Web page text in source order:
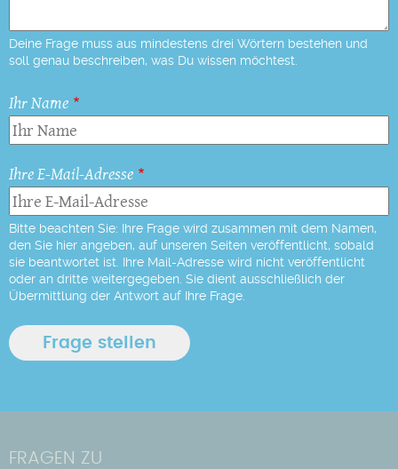
Deine Frage muss aus mindestens drei Wörtern bestehen und
soll genau beschreiben, was Du wissen möchtest.
Ihr Name
Ihre E-Mail-Adresse
Bitte beachten Sie: Ihre Frage wird zusammen mit dem Namen,
den Sie hier angeben, auf unseren Seiten veröffentlicht, sobald
sie beantwortet ist. Ihre Mail-Adresse wird nicht veröffentlicht
oder an dritte weitergegeben. Sie dient ausschließlich der
Übermittlung der Antwort auf Ihre Frage.
FRAGEN ZU